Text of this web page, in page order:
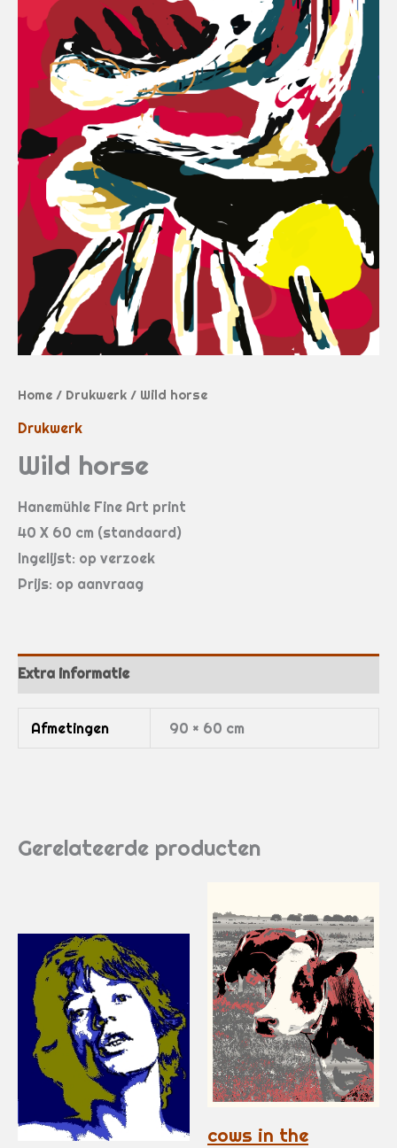
Home / Drukwerk / Wild horse
Drukwerk
Wild horse
Hanemühle Fine Art print
40 X 60 cm (standaard)
Ingelijst: op verzoek
Prijs: op aanvraag
Extra informatie
Afmetingen 90 × 60 cm
Gerelateerde producten
cows in the